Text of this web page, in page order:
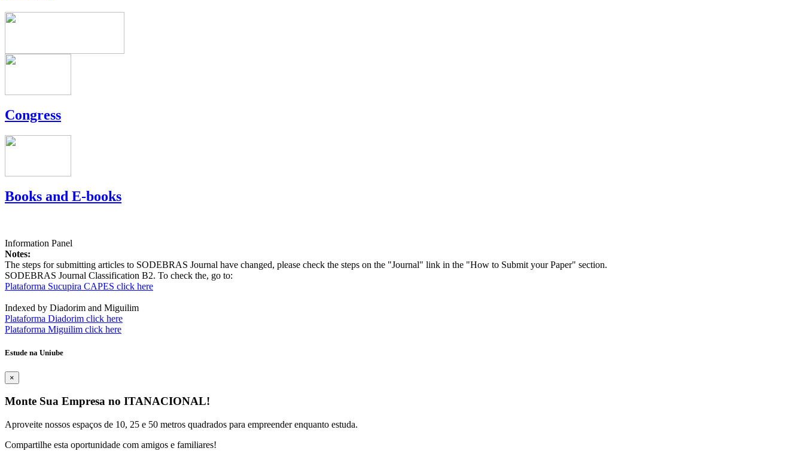
Congress
Books and E-books
Information Panel
Notes:
The steps for submitting articles to SODEBRAS Journal have changed, please check the steps on the "Journal" link in the "How to Submit your Paper" section.
SODEBRAS Journal Classification B2. To check the, go to:
Plataforma Sucupira CAPES click here
Indexed by Diadorim and Miguilim
Plataforma Diadorim click here
Plataforma Miguilim click here
Estude na Uniube
×
Monte Sua Empresa no ITANACIONAL!
Aproveite nossos espaços de 10, 25 e 50 metros quadrados para empreender enquanto estuda.
Compartilhe esta oportunidade com amigos e familiares!